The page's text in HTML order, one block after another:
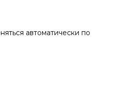
автоматически по